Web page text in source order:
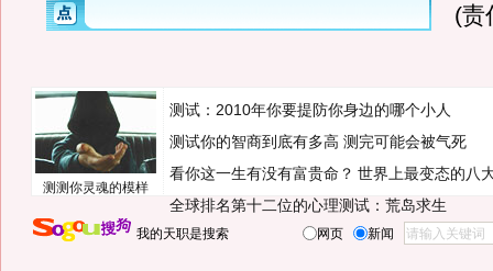
(责
测测你灵魂的模样
测试：2010年你要提防你身边的哪个小人
测试你的智商到底有多高 测完可能会被气死
看你这一生有没有富贵命？ 世界上最变态的八
全球排名第十二位的心理测试：荒岛求生
我的天职是搜索 网页 新闻